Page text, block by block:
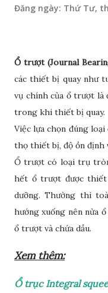
Đăng ngày: Thứ Tư,
Ổ trượt (Journal
các thiết bị quay như
vụ chính của ổ trượt
trong khi thiết bị quay.
Việc lựa chọn đúng
thọ thiết bị, độ ồn định
Ổ trượt có loại trụ tròn
hết ổ trượt được thiết
dưỡng. Thường thì
hướng xuống nên nửa
ổ trượt và chứa dầu.
Xem thêm:
Ổ trục Integral